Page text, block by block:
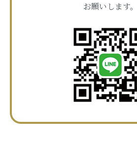
お願いします。